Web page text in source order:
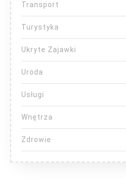
Transport
Turystyka
Ukryte Zajawki
Uroda
Usługi
Wnętrza
Zdrowie